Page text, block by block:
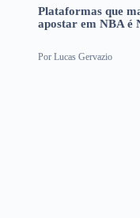
Plataformas que
apostar em NBA é
Por Lucas Gervazio